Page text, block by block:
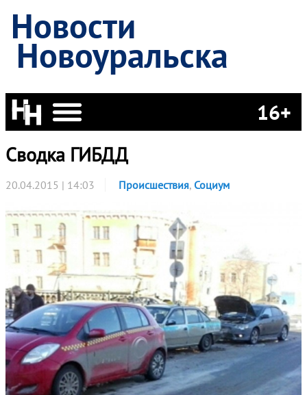
Новости
Новоуральска
16+
Сводка ГИБДД
20.04.2015 | 14:03 Происшествия, Социум